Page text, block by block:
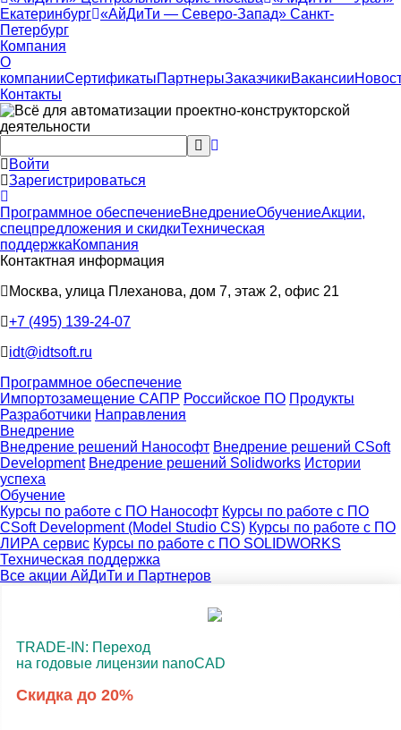
Екатеринбург «АйДиТи — Северо-Запад» Санкт-
Петербург
Компания
О
компанииСертификатыПартнерыЗаказчикиВакансии
Контакты
Войти
Зарегистрироваться
Программное обеспечениеВнедрениеОбучениеАкции,
спецпредложения и скидкиТехническая
поддержкаКомпания
Контактная информация
Москва, улица Плеханова, дом 7, этаж 2, офис 21
+7 (495) 139-24-07
idt@idtsoft.ru
Программное обеспечение
Импортозамещение САПР Российское ПО Продукты
Разработчики Направления
Внедрение
Внедрение решений Нанософт Внедрение решений CSoft
Development Внедрение решений Solidworks Истории
успеха
Обучение
Курсы по работе с ПО Нанософт Курсы по работе с ПО
CSoft Development (Model Studio CS) Курсы по работе с ПО
ЛИРА сервис Курсы по работе с ПО SOLIDWORKS
Техническая поддержка
Все акции АйДиТи и Партнеров
TRADE-IN: Переход
на годовые лицензии nanoCAD
Скидка до 20%